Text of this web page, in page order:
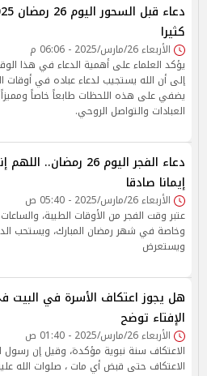
كثيرا
الأربعاء 26/مارس/2025 - 06:06 م
يؤكد العلماء على أهمية الدعاء في هذا
إلى أن الله يستجيب لدعاء عباده في أوقات
يضفي على هذه اللحظات طابعاً خاصاً
العبادات والتواصل الروحي.
دعاء الفجر اليوم 26
إيمانا صادقا
الأربعاء 26/مارس/2025 - 05:40 ص
عتبر وقت الفجر من الأوقات الطيبة، والساعات
وخاصة في شهر رمضان المبارك، ويستحب
ويستعرض
هل يجوز اعتكاف الأسرة في البيت
الإفتاء توضح
الأربعاء 26/مارس/2025 - 01:40 ص
الاعتكاف سنة نبوية مؤكدة، وقيل إن رسول
الاعتكاف حتى قبض أي مات ، صلوات الله